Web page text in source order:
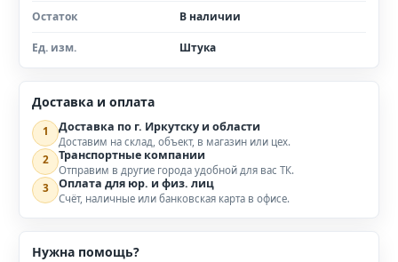
Остаток В наличии
Ед. изм. Штука
Доставка и оплата
1 Доставка по г. Иркутску и области
Доставим на склад, объект, в магазин или цех.
2 Транспортные компании
Отправим в другие города удобной для вас ТК.
3 Оплата для юр. и физ. лиц
Счёт, наличные или банковская карта в офисе.
Нужна помощь?